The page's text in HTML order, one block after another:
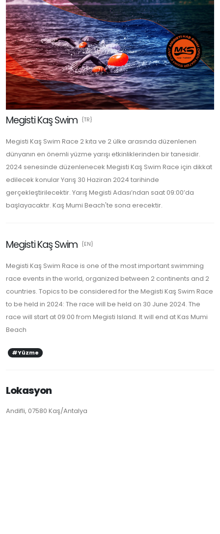
Megisti Kaş Swim {TR}
Megisti Kaş Swim Race 2 kıta ve 2 ülke arasında düzenlenen
dünyanın en önemli yüzme yarışı etkinliklerinden bir tanesidir.
2024 senesinde düzenlenecek Megisti Kaş Swim Race için dikkat
edilecek konular Yarış 30 Haziran 2024 tarihinde
gerçekleştirilecektir. Yarış Megisti Adası’ndan saat 09:00’da
başlayacaktır. Kaş Mumi Beach'te sona erecektir.
Megisti Kaş Swim {EN}
Megisti Kaş Swim Race is one of the most important swimming
race events in the world, organized between 2 continents and 2
countries. Topics to be considered for the Megisti Kaş Swim Race
to be held in 2024: The race will be held on 30 June 2024. The
race will start at 09:00 from Megisti Island. It will end at Kas Mumi
Beach
#Yüzme
Lokasyon
Andifli, 07580 Kaş/Antalya